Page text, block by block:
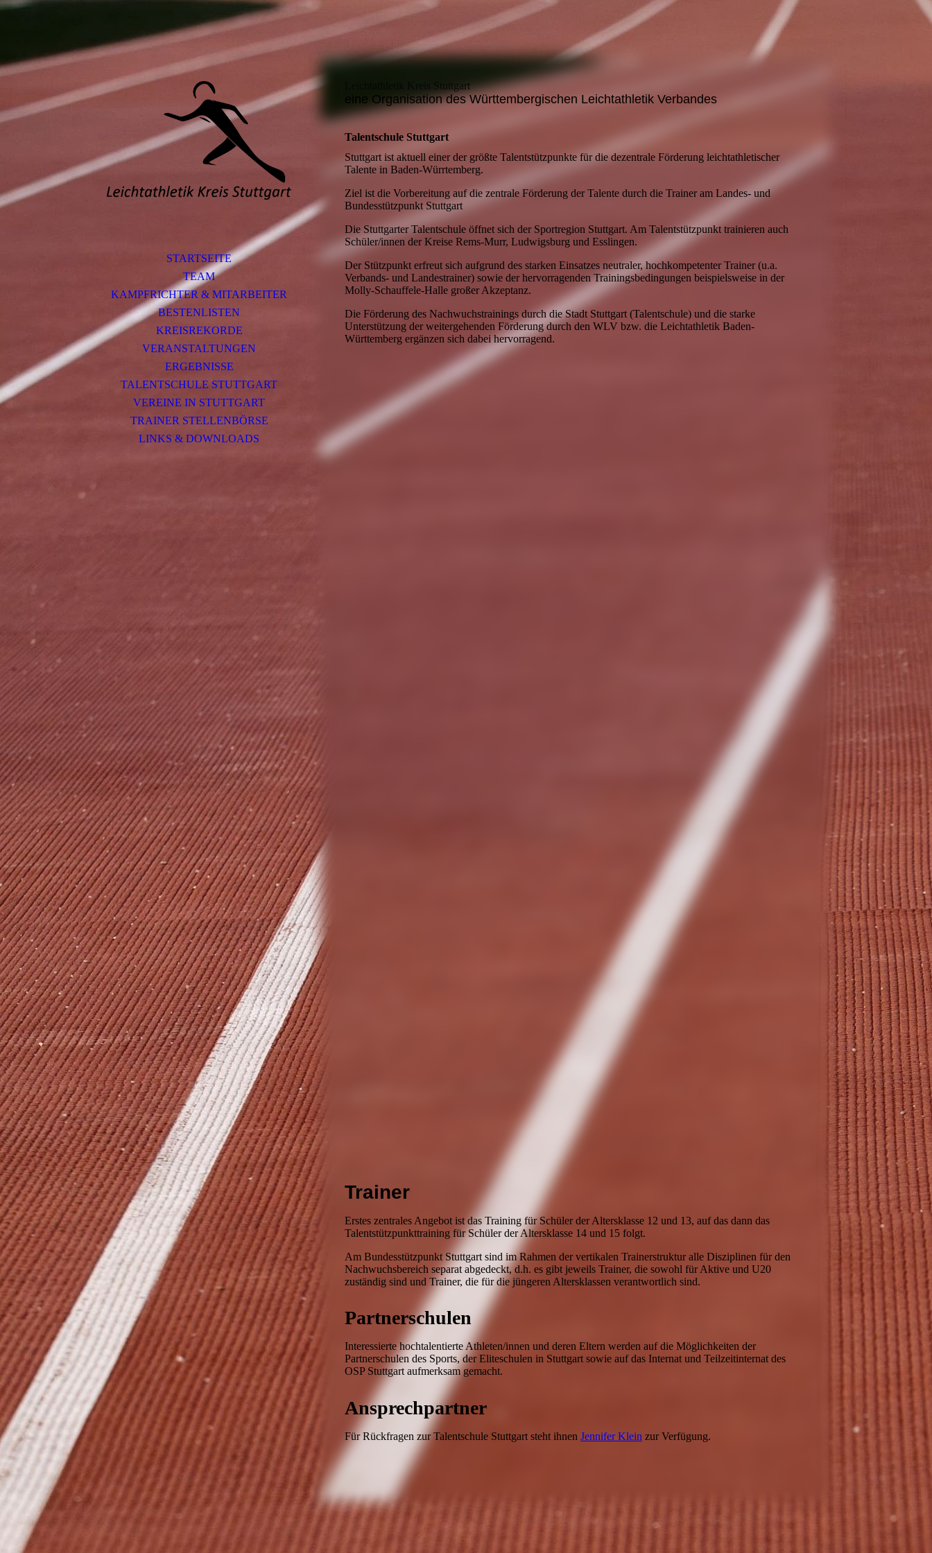
STARTSEITE
TEAM
KAMPFRICHTER & MITARBEITER
BESTENLISTEN
KREISREKORDE
VERANSTALTUNGEN
ERGEBNISSE
TALENTSCHULE STUTTGART
VEREINE IN STUTTGART
TRAINER STELLENBÖRSE
LINKS & DOWNLOADS
Leichtathletik Kreis Stuttgart
eine Organisation des Württembergischen Leichtathletik Verbandes
Talentschule Stuttgart
Stuttgart ist aktuell einer der größte Talentstützpunkte für die dezentrale Förderung leichtathletischer
Talente in Baden-Würrtemberg.
Ziel ist die Vorbereitung auf die zentrale Förderung der Talente durch die Trainer am Landes- und
Bundesstützpunkt Stuttgart
Die Stuttgarter Talentschule öffnet sich der Sportregion Stuttgart. Am Talentstützpunkt trainieren auch
Schüler/innen der Kreise Rems-Murr, Ludwigsburg und Esslingen.
Der Stützpunkt erfreut sich aufgrund des starken Einsatzes neutraler, hochkompetenter Trainer (u.a.
Verbands- und Landestrainer) sowie der hervorragenden Trainingsbedingungen beispielsweise in der
Molly-Schauffele-Halle großer Akzeptanz.
Die Förderung des Nachwuchstrainings durch die Stadt Stuttgart (Talentschule) und die starke
Unterstützung der weitergehenden Förderung durch den WLV bzw. die Leichtathletik Baden-
Württemberg ergänzen sich dabei hervorragend.
Trainer
Erstes zentrales Angebot ist das Training für Schüler der Altersklasse 12 und 13, auf das dann das
Talentstützpunkttraining für Schüler der Altersklasse 14 und 15 folgt.
Am Bundesstützpunkt Stuttgart sind im Rahmen der vertikalen Trainerstruktur alle Disziplinen für den
Nachwuchsbereich separat abgedeckt, d.h. es gibt jeweils Trainer, die sowohl für Aktive und U20
zuständig sind und Trainer, die für die jüngeren Altersklassen verantwortlich sind.
Partnerschulen
Interessierte hochtalentierte Athleten/innen und deren Eltern werden auf die Möglichkeiten der
Partnerschulen des Sports, der Eliteschulen in Stuttgart sowie auf das Internat und Teilzeitinternat des
OSP Stuttgart aufmerksam gemacht.
Ansprechpartner
Für Rückfragen zur Talentschule Stuttgart steht ihnen Jennifer Klein zur Verfügung.